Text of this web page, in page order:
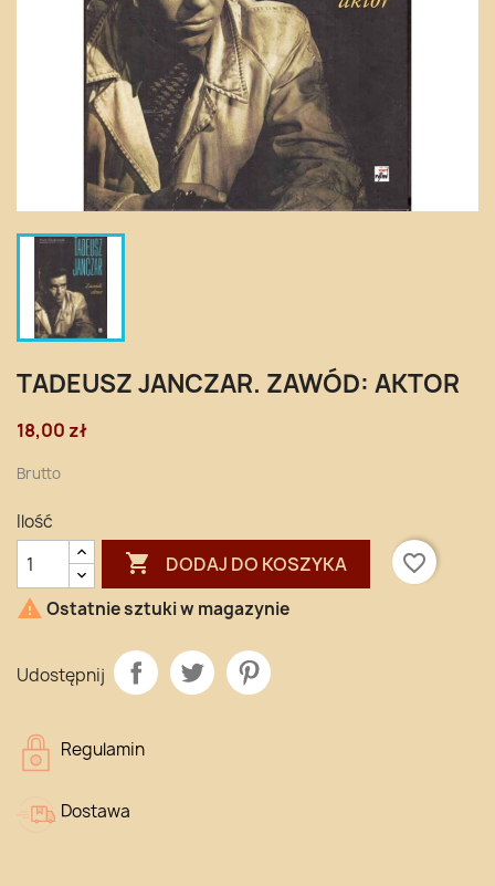
TADEUSZ JANCZAR. ZAWÓD: AKTOR
18,00 zł
Brutto
Ilość
 DODAJ DO KOSZYKA
favorite_border
 Ostatnie sztuki w magazynie
Udostępnij
Regulamin
Dostawa